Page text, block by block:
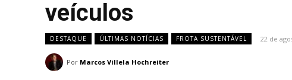
veículos
DESTAQUE ÚLTIMAS NOTÍCIAS FROTA SUSTENTÁVEL 22 de
Por Marcos Villela Hochreiter